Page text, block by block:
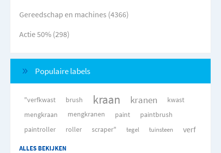
Gereedschap en machines (4366)
Actie 50% (298)
Populaire labels
"verfkwast brush kraan kranen
kwast
mengkraan
mengkranen paint
paintbrush
paintroller
roller scraper" tegel tuinsteen verf
ALLES BEKIJKEN